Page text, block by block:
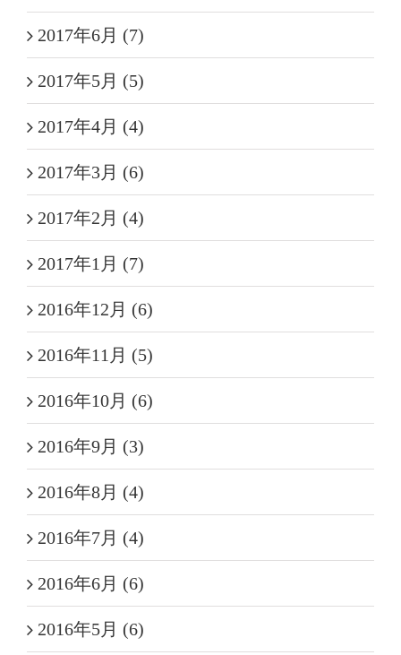
2017年6月 (7)
2017年5月 (5)
2017年4月 (4)
2017年3月 (6)
2017年2月 (4)
2017年1月 (7)
2016年12月 (6)
2016年11月 (5)
2016年10月 (6)
2016年9月 (3)
2016年8月 (4)
2016年7月 (4)
2016年6月 (6)
2016年5月 (6)